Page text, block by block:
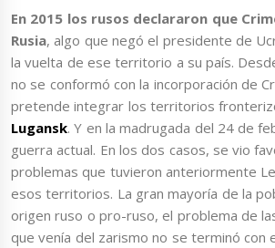
En 2015 los rusos declararon que
Rusia, algo que negó el presidente de
la vuelta de ese territorio a su país.
no se conformó con la incorporación de
pretende integrar los territorios
Lugansk. Y en la madrugada del 24 de
guerra actual. En los dos casos, se vio
problemas que tuvieron anteriormente
esos territorios. La gran mayoría de la
origen ruso o pro-ruso, el problema de
que venía del zarismo no se terminó con